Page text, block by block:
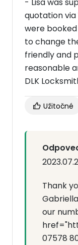
quotation
were
to change
friendly and
reasonable
DLK
Užitočné
Thank
our
07578